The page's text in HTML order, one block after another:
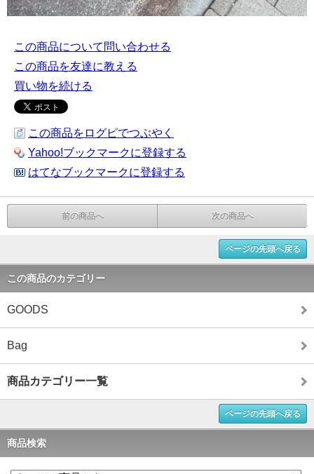
この商品について問い合わせる
この商品を友達に教える
買い物を続ける
この商品をログピでつぶやく
Yahoo!ブックマークに登録する
はてなブックマークに登録する
前の商品へ 次の商品へ
ページの先頭へ戻る
この商品のカテゴリー
GOODS
Bag
商品カテゴリー一覧
ページの先頭へ戻る
商品検索